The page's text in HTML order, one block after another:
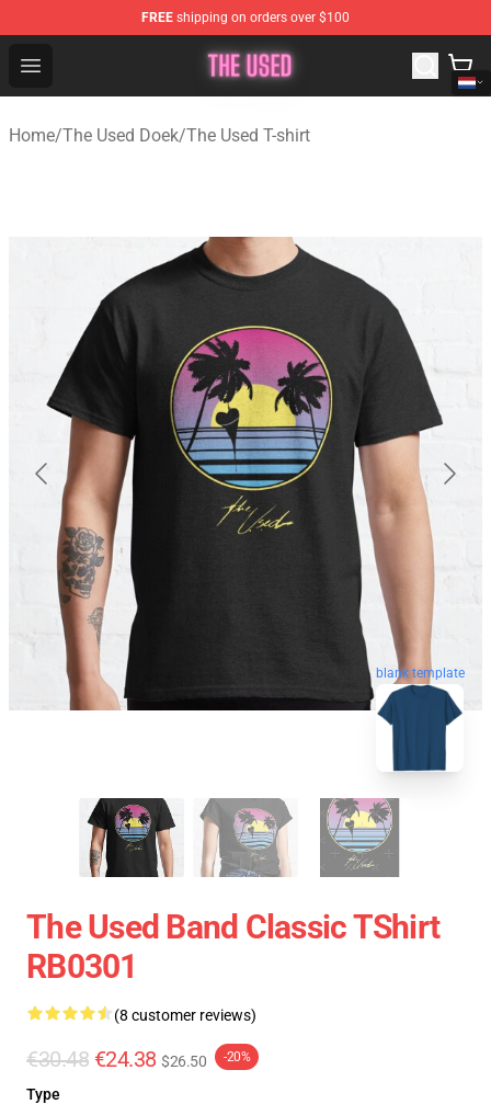
FREE shipping on orders over $100
Open menu
The Used Store - Official The Used Merchandise Shop
Home/The Used Doek/The Used T-shirt
blank template
The Used Band Classic TShirt
RB0301
(8 customer reviews)
€30.48 €24.38 $26.50 -20%
Type